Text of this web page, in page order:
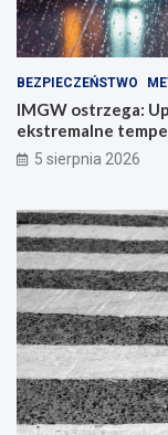
BEZPIECZEŃSTWO
IMGW ostrzega:
ekstremalne
5 sierpnia 2026